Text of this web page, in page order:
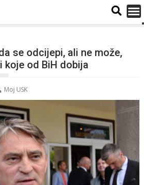
se odcijepi, ali ne može,
koje od BiH dobija
Moj USK